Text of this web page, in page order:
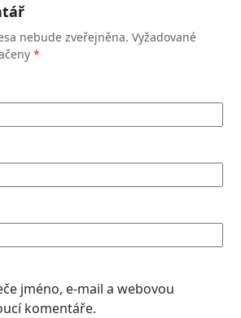
nebude zveřejněna. Vyžadované
*
jméno, e-mail a webovou
komentáře.